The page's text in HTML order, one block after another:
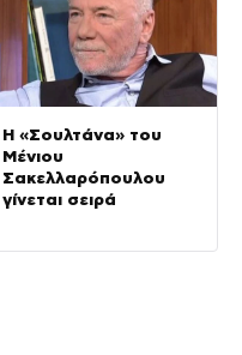
Η «Σουλτάνα» του
Μένιου
Σακελλαρόπουλου
γίνεται σειρά